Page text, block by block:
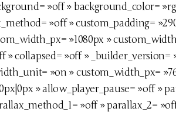
»off » background_color=
»off » custom_padding=
»1080px »
collapsed= »off » _builder_version=
»on » custom_width_px=
» allow_player_pause= »off »
»off » parallax_2=